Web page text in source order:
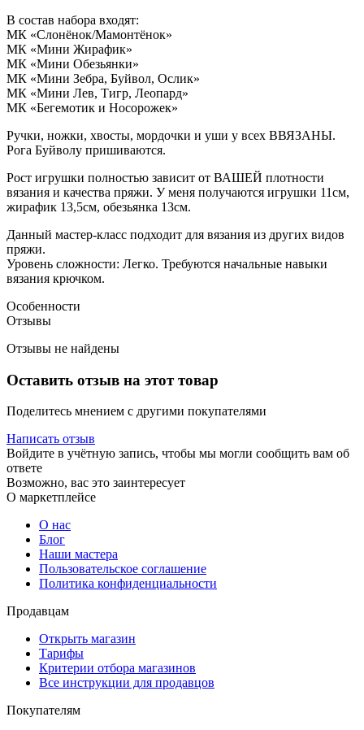
В состав набора входят:
МК «Слонёнок/Мамонтёнок»
МК «Мини Жирафик»
МК «Мини Обезьянки»
МК «Мини Зебра, Буйвол, Ослик»
МК «Мини Лев, Тигр, Леопард»
МК «Бегемотик и Носорожек»
Ручки, ножки, хвосты, мордочки и уши у всех ВВЯЗАНЫ.
Рога Буйволу пришиваются.
Рост игрушки полностью зависит от ВАШЕЙ плотности
вязания и качества пряжи. У меня получаются игрушки 11см,
жирафик 13,5см, обезьянка 13см.
Данный мастер-класс подходит для вязания из других видов
пряжи.
Уровень сложности: Легко. Требуются начальные навыки
вязания крючком.
Особенности
Отзывы
Отзывы не найдены
Оставить отзыв на этот товар
Поделитесь мнением с другими покупателями
Написать отзыв
Войдите в учётную запись, чтобы мы могли сообщить вам об
ответе
Возможно, вас это заинтересует
О маркетплейсе
О нас
Блог
Наши мастера
Пользовательское соглашение
Политика конфиденциальности
Продавцам
Открыть магазин
Тарифы
Критерии отбора магазинов
Все инструкции для продавцов
Покупателям